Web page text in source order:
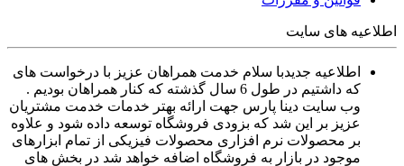
اطلاعیه های سایت
اطلاعیه جدیدبا سلام خدمت همراهان عزیز با درخواست های
که داشتیم در طول 6 سال گذشته که کنار همراهان بودیم .
وب سایت دینا پارس جهت ارائه بهتر خدمات خدمت مشتریان
عزیز بر این شد که بزودی فروشگاه توسعه داده شود و علاوه
بر محصولات نرم افزاری محصولات فیزیکی از تمام ابزارهای
موجود در بازار به فروشگاه اضافه خواهد شد در بخش های